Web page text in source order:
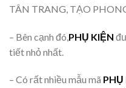
TÂN TRANG, TẠO
– Bên cạnh đó, PHỤ KIỆN
tiết nhỏ nhất.
– Có rất nhiều mẫu mã PHỤ